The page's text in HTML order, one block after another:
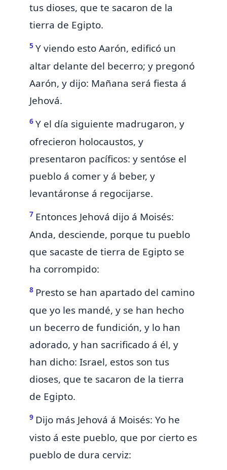
tus dioses, que te sacaron de la
tierra de Egipto.
5 Y viendo estoAarón, edificó un
altar delante del becerro; y pregonó
Aarón, y dijo: Mañana será fiesta á
Jehová.
6 Y el día siguiente madrugaron, y
ofrecieron holocaustos, y
presentaron pacíficos: y sentóse el
pueblo á comer y á beber, y
levantáronse á regocijarse.
7 Entonces Jehová dijo á Moisés:
Anda, desciende, porque tu pueblo
que sacaste de tierra de Egipto se
ha corrompido:
8 Presto se han apartado del camino
que yo les mandé, y se han hecho
un becerro de fundición, y lo han
adorado, y han sacrificado á él, y
han dicho: Israel, estos son tus
dioses, que te sacaron de la tierra
de Egipto.
9 Dijo más Jehová á Moisés: Yo he
visto á este pueblo, que por cierto es
pueblo de dura cerviz: